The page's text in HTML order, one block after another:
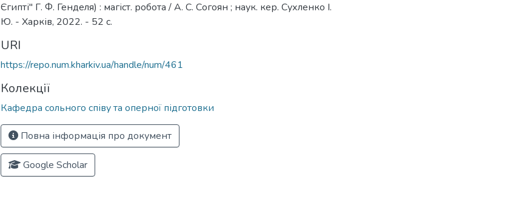
Єгипті" Г. Ф. Генделя) : магіст. робота / А. С. Согоян ; наук. кер. Сухленко І.
Ю. - Харків, 2022. - 52 с.
URI
https://repo.num.kharkiv.ua/handle/num/461
Колекції
Кафедра сольного співу та оперної підготовки
Повна інформація про документ
Google Scholar